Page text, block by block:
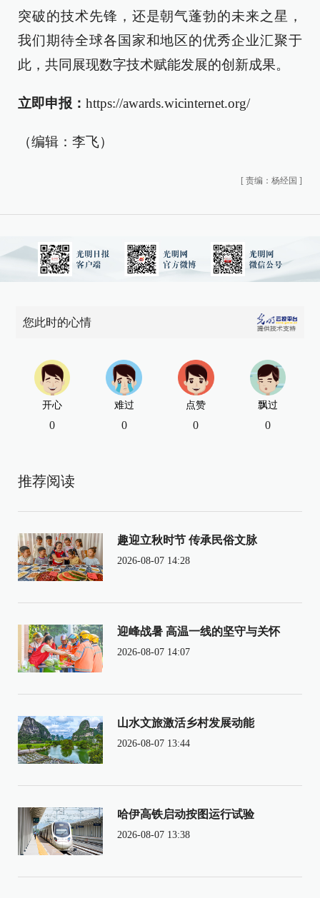
突破的技术先锋，还是朝气蓬勃的未来之星，
我们期待全球各国家和地区的优秀企业汇聚于
此，共同展现数字技术赋能发展的创新成果。
立即申报： https://awards.wicinternet.org/
（编辑：李飞）
[ 责编：杨经国 ]
您此时的心情
开心
0
难过
0
点赞
0
飘过
0
推荐阅读
趣迎立秋时节 传承民俗文脉
2026-08-07 14:28
迎峰战暑 高温一线的坚守与关怀
2026-08-07 14:07
山水文旅激活乡村发展动能
2026-08-07 13:44
哈伊高铁启动按图运行试验
2026-08-07 13:38